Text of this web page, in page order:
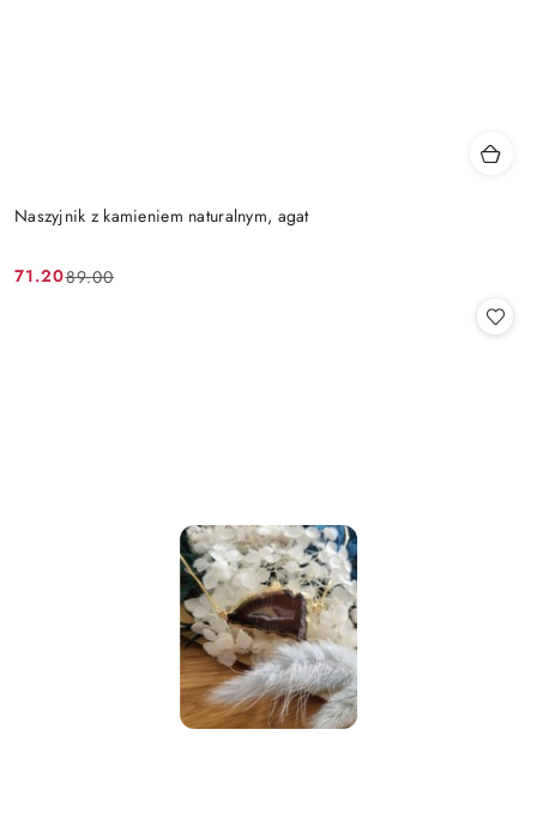
Naszyjnik z kamieniem naturalnym, agat
Cena
71.20
Cena 89.00